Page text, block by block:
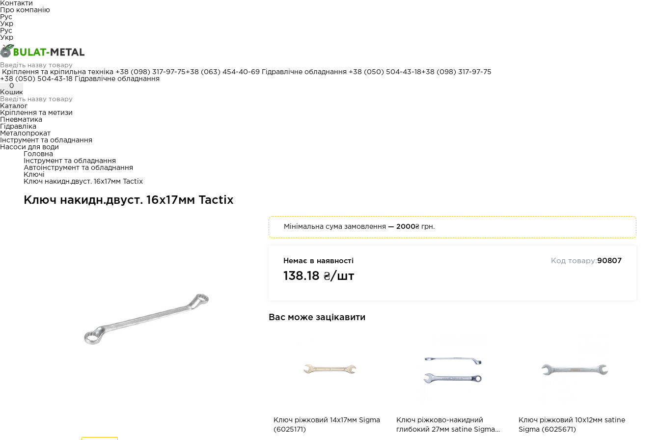
Контакти
Про компанію
Рус
Укр
Рус
Укр
Кріплення та кріпильна техніка +38 (098) 317-97-75+38 (063) 454-40-69 Гідравлічне обладнання +38 (050) 504-43-18+38 (098) 317-97-75
+38 (050) 504-43-18
Гідравлічне обладнання
0
Кошик
Каталог
Кріплення та метизи
Пневматика
Гідравліка
Металопрокат
Інструмент та обладнання
Насоси для води
Головна
Інструмент та обладнання
Автоінструмент та обладнання
Ключі
Ключ накидн.двуст. 16х17мм Tactix
Ключ накидн.двуст. 16х17мм Tactix
Мінімальна сума замовлення— 2000₴ грн.
Немає в наявності
138.18 ₴/шт
Код товару:90807
Вас може зацікавити
Ключ ріжковий 14x17мм Sigma
(6025171)
Ключ ріжково-накидний
глибокий 27мм satine Sigma
Ключ ріжковий 10x12мм satine
Sigma (6025671)